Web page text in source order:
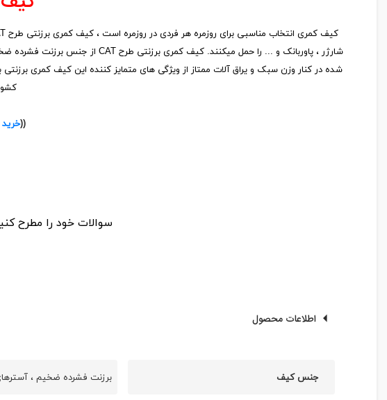
شده در کنار وزن سبک و یراق آلات ممتاز از ویژگی های متمایز کننده این کیف کمری
کشور
((
سوالات خود را مطرح کنید ، شماره
اطلاعات محصول
جنس کیف برزنت فشرده ضخیم ،